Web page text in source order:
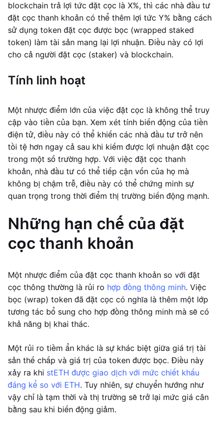
blockchain trả lợi tức đặt cọc là X%, thì các nhà đầu tư
đặt cọc thanh khoản có thể thêm lợi tức Y% bằng cách
sử dụng token đặt cọc được bọc (wrapped staked
token) làm tài sản mang lại lợi nhuận. Điều này có lợi
cho cả người đặt cọc (staker) và blockchain.
Tính linh hoạt
Một nhược điểm lớn của việc đặt cọc là không thể truy
cập vào tiền của bạn. Xem xét tính biến động của tiền
điện tử, điều này có thể khiến các nhà đầu tư trở nên
tồi tệ hơn ngay cả sau khi kiếm được lợi nhuận đặt cọc
trong một số trường hợp. Với việc đặt cọc thanh
khoản, nhà đầu tư có thể tiếp cận vốn của họ mà
không bị chậm trễ, điều này có thể chứng minh sự
quan trọng trong thời điểm thị trường biến động mạnh.
Những hạn chế của đặt
cọc thanh khoản
Một nhược điểm của đặt cọc thanh khoản so với đặt
cọc thông thường là rủi ro hợp đồng thông minh. Việc
bọc (wrap) token đã đặt cọc có nghĩa là thêm một lớp
tương tác bổ sung cho hợp đồng thông minh mà sẽ có
khả năng bị khai thác.
Một rủi ro tiềm ẩn khác là sự khác biệt giữa giá trị tài
sản thế chấp và giá trị của token được bọc. Điều này
xảy ra khi stETH được giao dịch với mức chiết khấu
đáng kể so với ETH. Tuy nhiên, sự chuyển hướng như
vậy chỉ là tạm thời và thị trường sẽ trở lại mức giá cân
bằng sau khi biến động giảm.